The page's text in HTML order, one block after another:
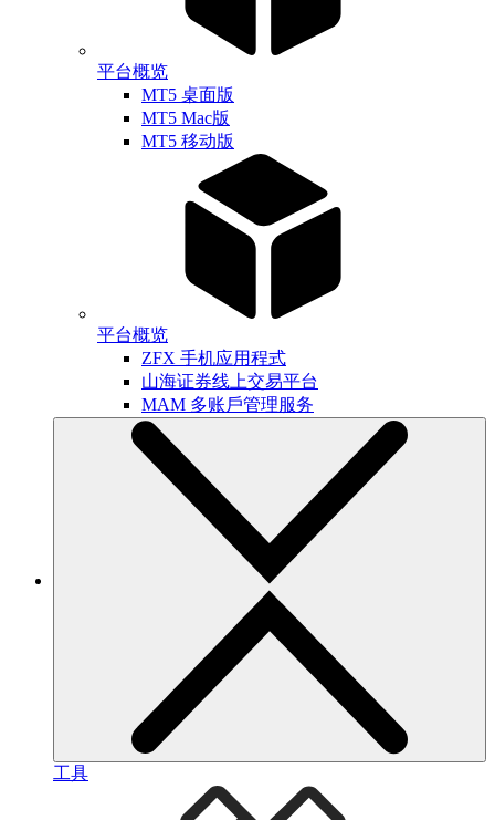
平台概览
MT5 桌面版
MT5 Mac版
MT5 移动版
平台概览
ZFX 手机应用程式
山海证券线上交易平台
MAM 多账戶管理服务
工具